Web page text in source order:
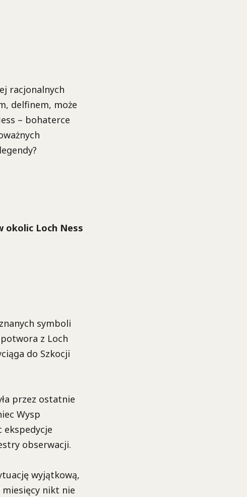
racjonalnych
delfinem, może
– bohaterce
okolic Loch Ness
symboli
z Loch
do Szkocji
przez ostatnie
Wysp
ekspedycje
obserwacji.
wyjątkową,
nikt nie